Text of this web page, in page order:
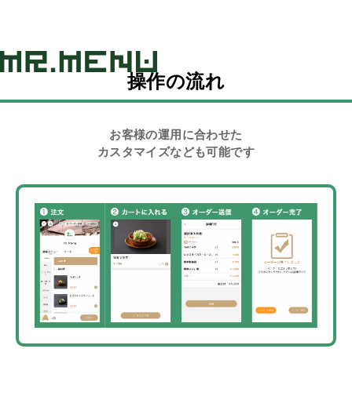
操作の流れ
お客様の運用に合わせた
カスタマイズなども可能です